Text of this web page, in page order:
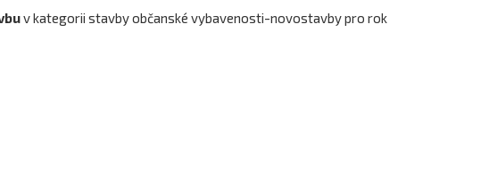
v kategorii stavby občanské vybavenosti-novostavby pro rok